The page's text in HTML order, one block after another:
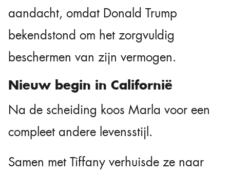
aandacht, omdat Donald Trump
bekendstond om het zorgvuldig
beschermen van zijn vermogen.
Nieuw begin in Californië
Na de scheiding koos Marla voor een
compleet andere levensstijl.
Samen met Tiffany verhuisde ze naar